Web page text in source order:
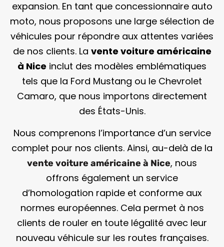
expansion. En tant que concessionnaire auto
moto, nous proposons une large sélection de
véhicules pour répondre aux attentes variées
de nos clients. La vente voiture américaine
à Nice inclut des modèles emblématiques
tels que la Ford Mustang ou le Chevrolet
Camaro, que nous importons directement
des États-Unis.
Nous comprenons l’importance d’un service
complet pour nos clients. Ainsi, au-delà de la
vente voiture américaine à Nice, nous
offrons également un service
d’homologation rapide et conforme aux
normes européennes. Cela permet à nos
clients de rouler en toute légalité avec leur
nouveau véhicule sur les routes françaises.